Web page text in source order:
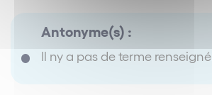
Antonyme(s) :
Il ny a pas de terme renseigné.